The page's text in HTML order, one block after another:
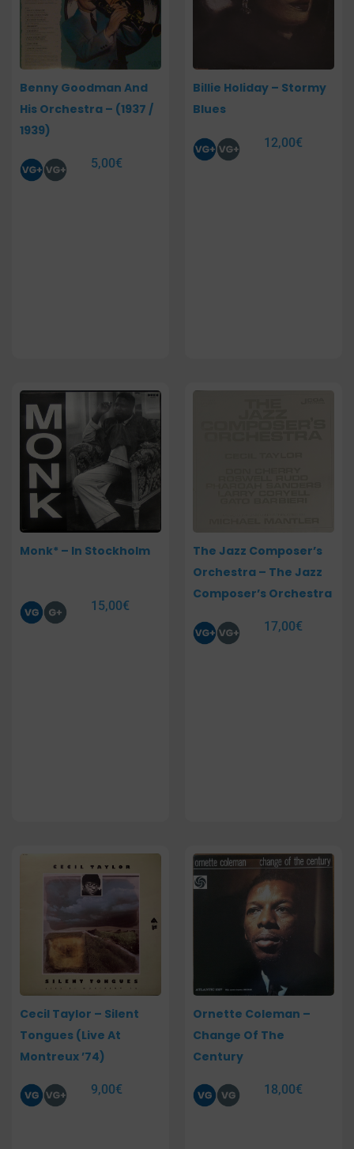
Benny Goodman And
His Orchestra – (1937 /
1939)
5,00€
Billie Holiday – Stormy
Blues
12,00€
Monk* – In Stockholm
15,00€
The Jazz Composer’s
Orchestra – The Jazz
Composer’s Orchestra
17,00€
Cecil Taylor – Silent
Tongues (Live At
Montreux ’74)
9,00€
Ornette Coleman –
Change Of The
Century
18,00€